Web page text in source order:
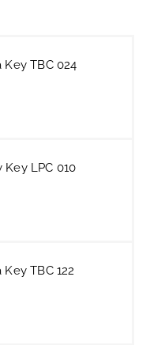
TBC 024
LPC 010
TBC 122